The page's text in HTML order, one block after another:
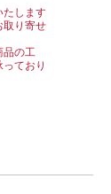
たします
取り寄せ
品の工
ており